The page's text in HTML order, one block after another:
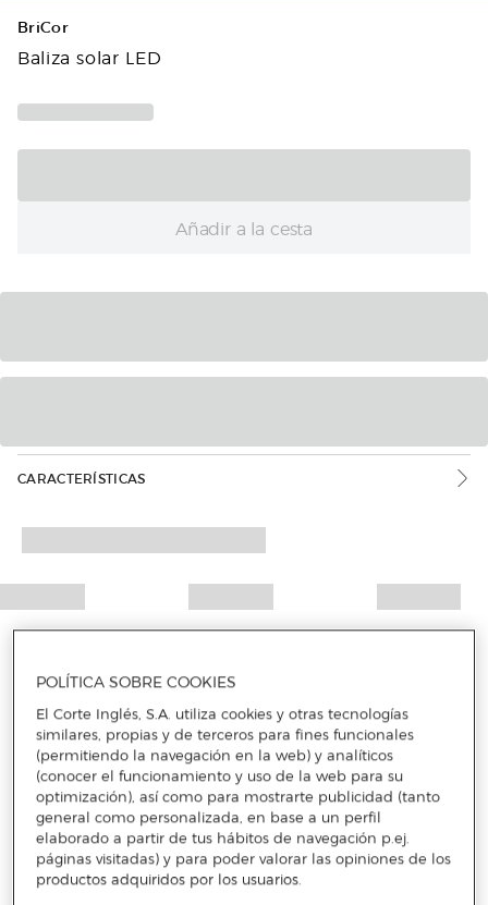
BriCor
Baliza solar LED
Añadir a la cesta
CARACTERÍSTICAS
POLÍTICA SOBRE COOKIES
El Corte Inglés, S.A. utiliza cookies y otras tecnologías
similares, propias y de terceros para fines funcionales
(permitiendo la navegación en la web) y analíticos
(conocer el funcionamiento y uso de la web para su
optimización), así como para mostrarte publicidad (tanto
general como personalizada, en base a un perfil
elaborado a partir de tus hábitos de navegación p.ej.
páginas visitadas) y para poder valorar las opiniones de los
productos adquiridos por los usuarios.